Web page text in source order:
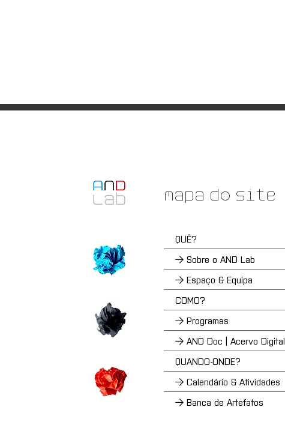
Mapa do site
QUÊ?
→ Sobre o AND Lab
→ Espaço & Equipa
COMO?
→ Programas
→ AND Doc | Acervo Digital
QUANDO-ONDE?
→ Calendário & Atividades
→ Banca de Artefatos